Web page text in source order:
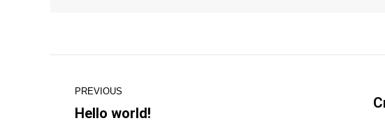
navigation
PREVIOUS
Previous
Hello world!